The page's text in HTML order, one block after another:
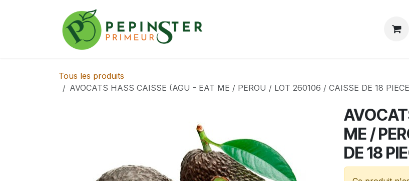
Contactez-nous
Tous les produits
AVOCATS HASS CAISSE (AGU - EAT ME / PEROU / LOT 260106 / CAISSE DE 18
ME /
DE 18